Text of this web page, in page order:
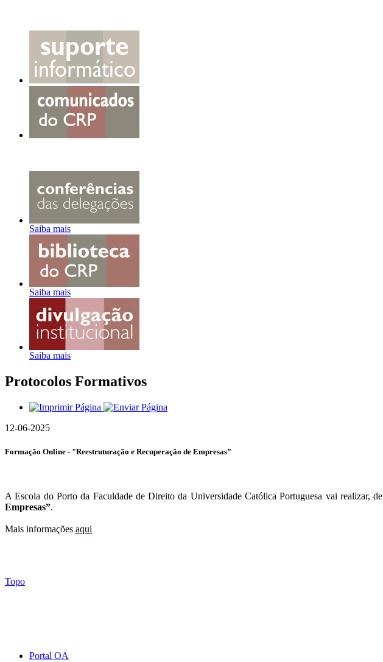
Saiba mais
Saiba mais
Saiba mais
Protocolos Formativos
12-06-2025
Formação Online - "Reestruturação e Recuperação de Empresas”
A Escola do Porto da Faculdade de Direito da Universidade Católica Portuguesa vai realizar, de
Empresas”.
Mais informações aqui
Topo
Portal OA